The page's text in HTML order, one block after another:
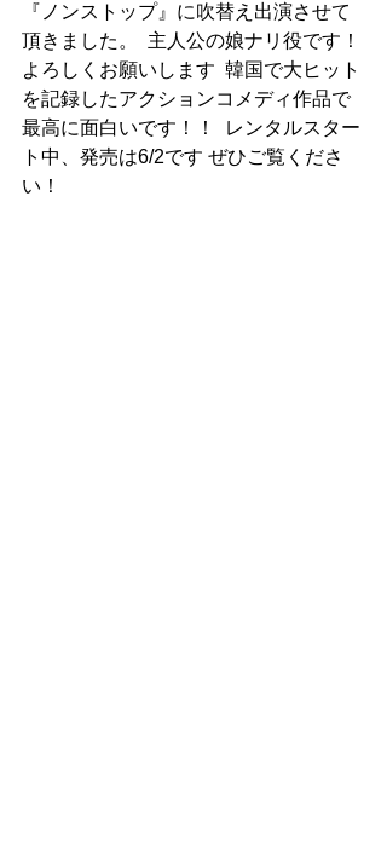
『ノンストップ』に吹替え出演させて
頂きました。  主人公の娘ナリ役です！
よろしくお願いします  韓国で大ヒット
を記録したアクションコメディ作品で
最高に面白いです！！  レンタルスター
ト中、発売は6/2です ぜひご覧くださ
い！